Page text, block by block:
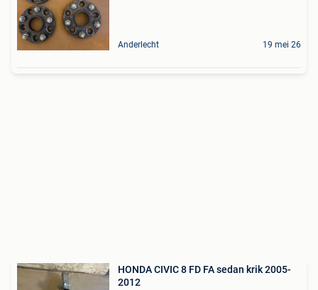
Anderlecht 19 mei 26
HONDA CIVIC 8 FD FA sedan krik 2005-
2012